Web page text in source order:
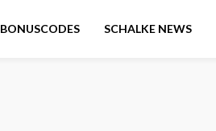
BONUSCODES SCHALKE NEWS